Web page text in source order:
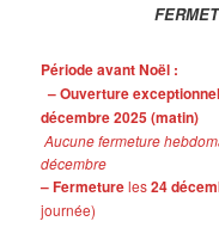
Période avant Noël :
– Ouverture
décembre 2025 (matin)
Aucune fermeture
décembre
– Fermetureles24
journée)